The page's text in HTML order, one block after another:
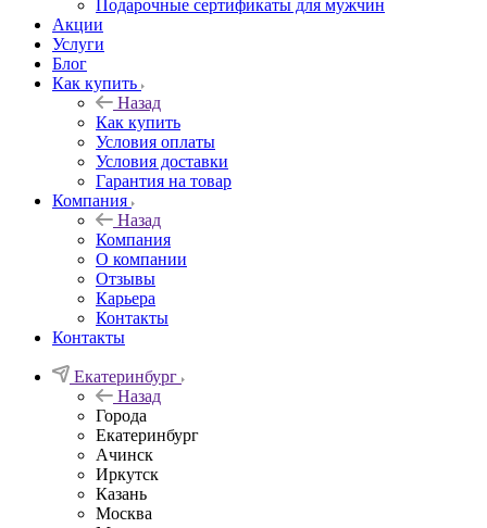
Подарочные сертификаты для мужчин
Акции
Услуги
Блог
Как купить
Назад
Как купить
Условия оплаты
Условия доставки
Гарантия на товар
Компания
Назад
Компания
О компании
Отзывы
Карьера
Контакты
Контакты
Екатеринбург
Назад
Города
Екатеринбург
Ачинск
Иркутск
Казань
Москва